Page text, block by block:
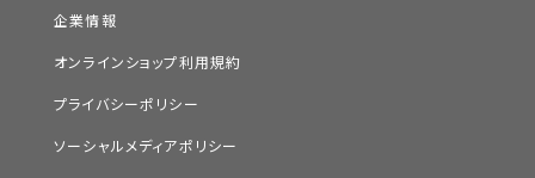
企業情報
オンラインショップ利用規約
プライバシーポリシー
ソーシャルメディアポリシー